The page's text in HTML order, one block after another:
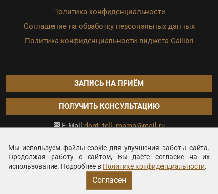
Мы используем файлы-cookie для улучшения работы сайта.
Продолжая работу с сайтом, Вы даёте согласие на их
использование. Подробнее в Политике конфиденциальности.
Согласен
Политика конфиденциальности
Соглашение на обработку персональных данных
Политика конфиденциальности виджета Callibri
ЗАПИСЬ НА ПРИЁМ
ПОЛУЧИТЬ КОНСУЛЬТАЦИЮ
E-Mail:dont_tell_mama@mail.ru